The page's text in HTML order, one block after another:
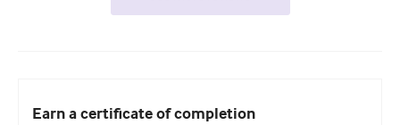
Earn a certificate of completion